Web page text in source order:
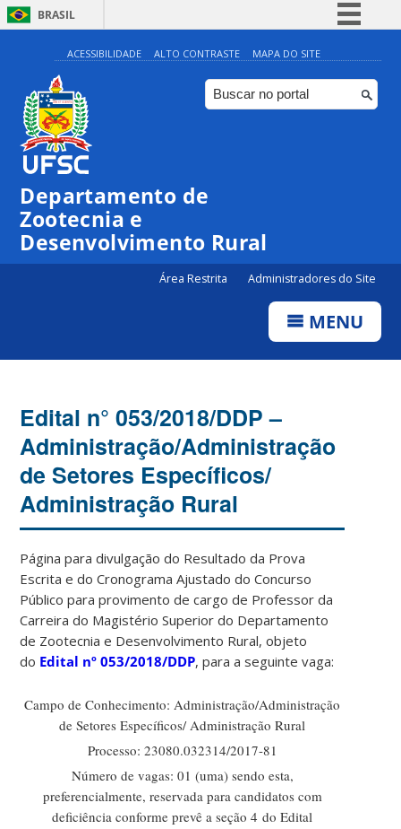
BRASIL
Simplifique!
Comunica BR
Participe
ACESSIBILIDADE ALTO CONTRASTE MAPA DO SITE
Departamento de
Zootecnia e
Desenvolvimento Rural
Área Restrita Administradores do Site
MENU
Edital n° 053/2018/DDP –
Administração/Administração
de Setores Específicos/
Administração Rural
Página para divulgação do Resultado da Prova
Escrita e do Cronograma Ajustado do Concurso
Público para provimento de cargo de Professor da
Carreira do Magistério Superior do Departamento
de Zootecnia e Desenvolvimento Rural, objeto
do Edital nº 053/2018/DDP, para a seguinte vaga:
Campo de Conhecimento: Administração/Administração
de Setores Específicos/ Administração Rural
Processo: 23080.032314/2017-81
Número de vagas: 01 (uma) sendo esta,
preferencialmente, reservada para candidatos com
deficiência conforme prevê a seção 4 do Edital